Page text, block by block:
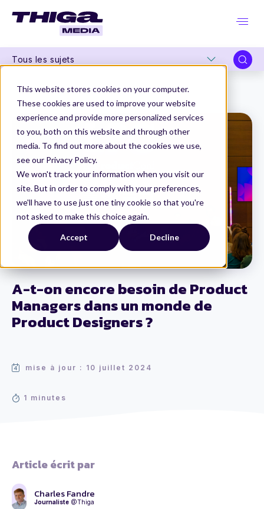
This website stores cookies on your computer.
These cookies are used to improve your website
experience and provide more personalized services
to you, both on this website and through other
media. To find out more about the cookies we use,
see our Privacy Policy.
We won't track your information when you visit our
site. But in order to comply with your preferences,
we'll have to use just one tiny cookie so that you're
not asked to make this choice again.
Accept Decline
Tous les sujets
A-t-on encore besoin de Product
Managers dans un monde de
Product Designers ?
mise à jour : 10 juillet 2024
1 minutes
Thiga Media
La Product Conf 2024
Article écrit par
Charles Fandre
Journaliste @Thiga